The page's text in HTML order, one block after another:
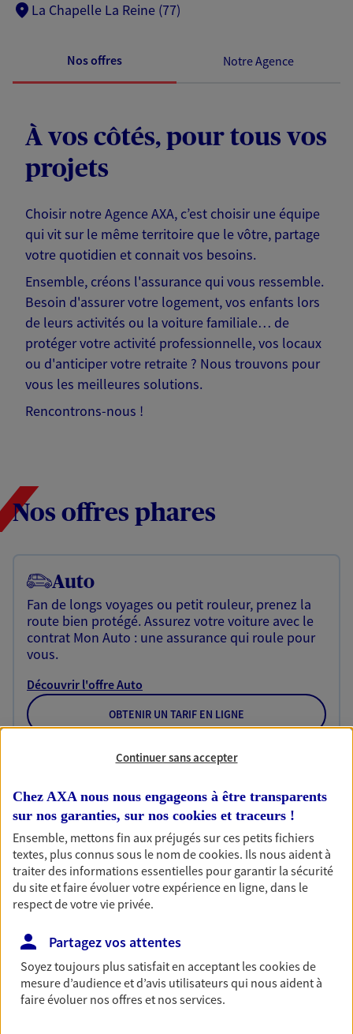
La Chapelle La Reine (77)
Nos offres Notre Agence
À vos côtés, pour tous vos
projets
Choisir notre Agence AXA, c’est choisir une équipe
qui vit sur le même territoire que le vôtre, partage
votre quotidien et connait vos besoins.
Ensemble, créons l'assurance qui vous ressemble.
Besoin d'assurer votre logement, vos enfants lors
de leurs activités ou la voiture familiale… de
protéger votre activité professionnelle, vos locaux
ou d'anticiper votre retraite ? Nous trouvons pour
vous les meilleures solutions.
Rencontrons-nous !
Nos offres phares
Auto
Fan de longs voyages ou petit rouleur, prenez la
route bien protégé. Assurez votre voiture avec le
contrat Mon Auto : une assurance qui roule pour
vous.
Découvrir l'offre Auto
OBTENIR UN TARIF EN LIGNE
Votre logement est unique, comme vous. Le
contrat Ma Maison assure votre sérénité en
protégeant ce qui vous tient à coeur.
Découvrir l'offre Habitation
OBTENIR UN TARIF EN LIGNE
Garantie Accidents de la Vie
Bricoleuse, féru de jardinage, pâtissier en herbe
ou grande lectrice… personne n'est à l'abri d'un
Continuer sans accepter
Chez AXA nous nous engageons à être transparents
sur nos garanties, sur nos cookies et traceurs !
Ensemble, mettons fin aux préjugés sur ces petits fichiers
textes, plus connus sous le nom decookies. Ils nous aident à
traiter des informations essentielles pour garantir la sécurité
du site et faire évoluer votre expérience en ligne, dans le
respect de votre vie privée.
Partagez vos attentes
Soyez toujours plus satisfait en acceptant lescookiesde
mesure d’audience et d’avis utilisateurs qui nous aident à
faire évoluer nos offres et nos services.